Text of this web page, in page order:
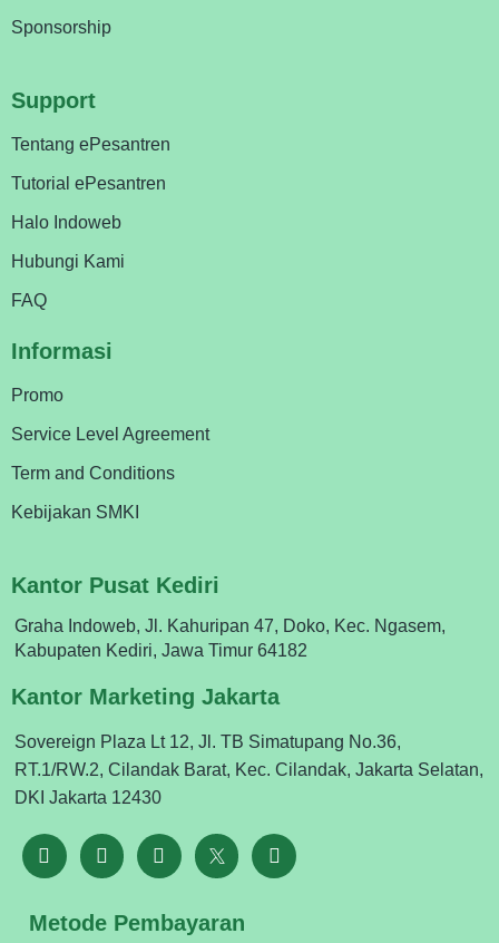
Sponsorship
Support
Tentang ePesantren
Tutorial ePesantren
Halo Indoweb
Hubungi Kami
FAQ
Informasi
Promo
Service Level Agreement
Term and Conditions
Kebijakan SMKI
Kantor Pusat Kediri
Graha Indoweb, Jl. Kahuripan 47, Doko, Kec. Ngasem,
Kabupaten Kediri, Jawa Timur 64182
Kantor Marketing Jakarta
Sovereign Plaza Lt 12, Jl. TB Simatupang No.36,
RT.1/RW.2, Cilandak Barat, Kec. Cilandak, Jakarta Selatan,
DKI Jakarta 12430
Metode Pembayaran